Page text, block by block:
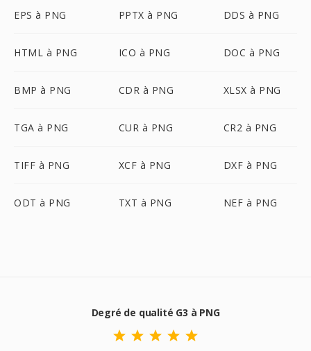
EPS à PNG PPTX à PNG DDS à PNG
HTML à PNG ICO à PNG DOC à PNG
BMP à PNG CDR à PNG XLSX à PNG
TGA à PNG CUR à PNG CR2 à PNG
TIFF à PNG XCF à PNG DXF à PNG
ODT à PNG TXT à PNG NEF à PNG
Degré de qualité G3 à PNG